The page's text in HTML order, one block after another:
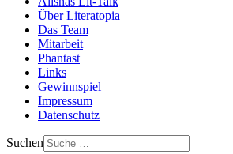
Über Literatopia
Das Team
Mitarbeit
Phantast
Links
Gewinnspiel
Impressum
Datenschutz
Suchen